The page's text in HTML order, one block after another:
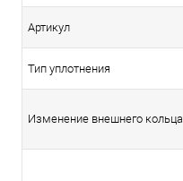
Артикул
Тип уплотнения
Изменение внешнего кольца